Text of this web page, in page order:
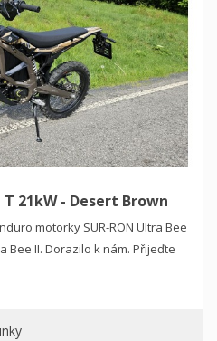
21kW - Desert Brown
motorky SUR-RON Ultra Bee
Bee II. Dorazilo k nám. Přijeďte